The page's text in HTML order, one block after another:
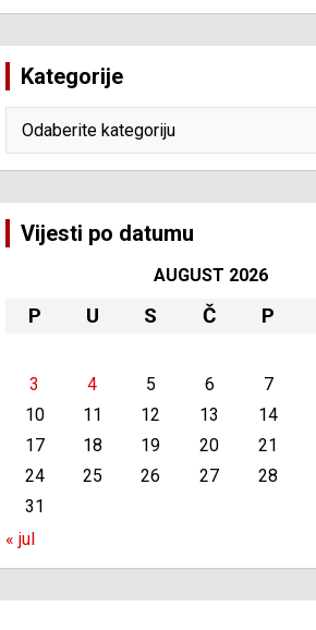
Kategorije
Vijesti po datumu
AUGUST 2026
P U S Č P
3
4 5 6 7
10
11 12 13 14
17
18 19 20 21
24
25 26 27 28
31
« jul